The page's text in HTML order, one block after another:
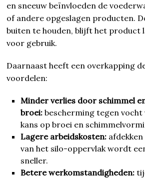
en sneeuw beïnvloeden de
of andere opgeslagen producten.
buiten te houden, blijft het product
voor gebruik.
Daarnaast heeft een overkapping
voordelen:
Minder verlies door schimmel
broei: bescherming tegen
kans op broei en
Lagere arbeidskosten:
van het silo-oppervlak wordt
sneller.
Betere werkomstandigheden: